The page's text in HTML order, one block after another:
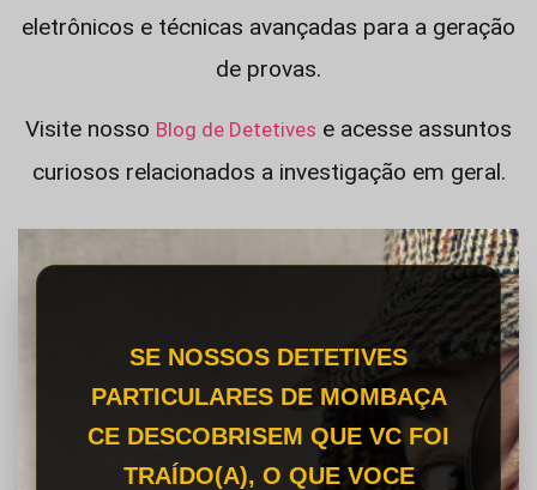
eletrônicos e técnicas avançadas para a geração
de provas.
Visite nosso Blog de Detetives e acesse assuntos
curiosos relacionados a investigação em geral.
SE NOSSOS DETETIVES
PARTICULARES DE MOMBAÇA
CE DESCOBRISEM QUE VC FOI
TRAÍDO(A), O QUE VOCE